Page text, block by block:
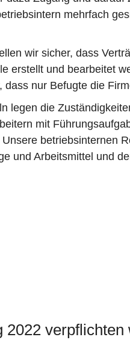
mehrfach
wir sicher, dass
erstellt und bearbeitet
dass nur Befugte die
legen die
mit
betriebsinternen
und Arbeitsmittel und
2022 verpflichten